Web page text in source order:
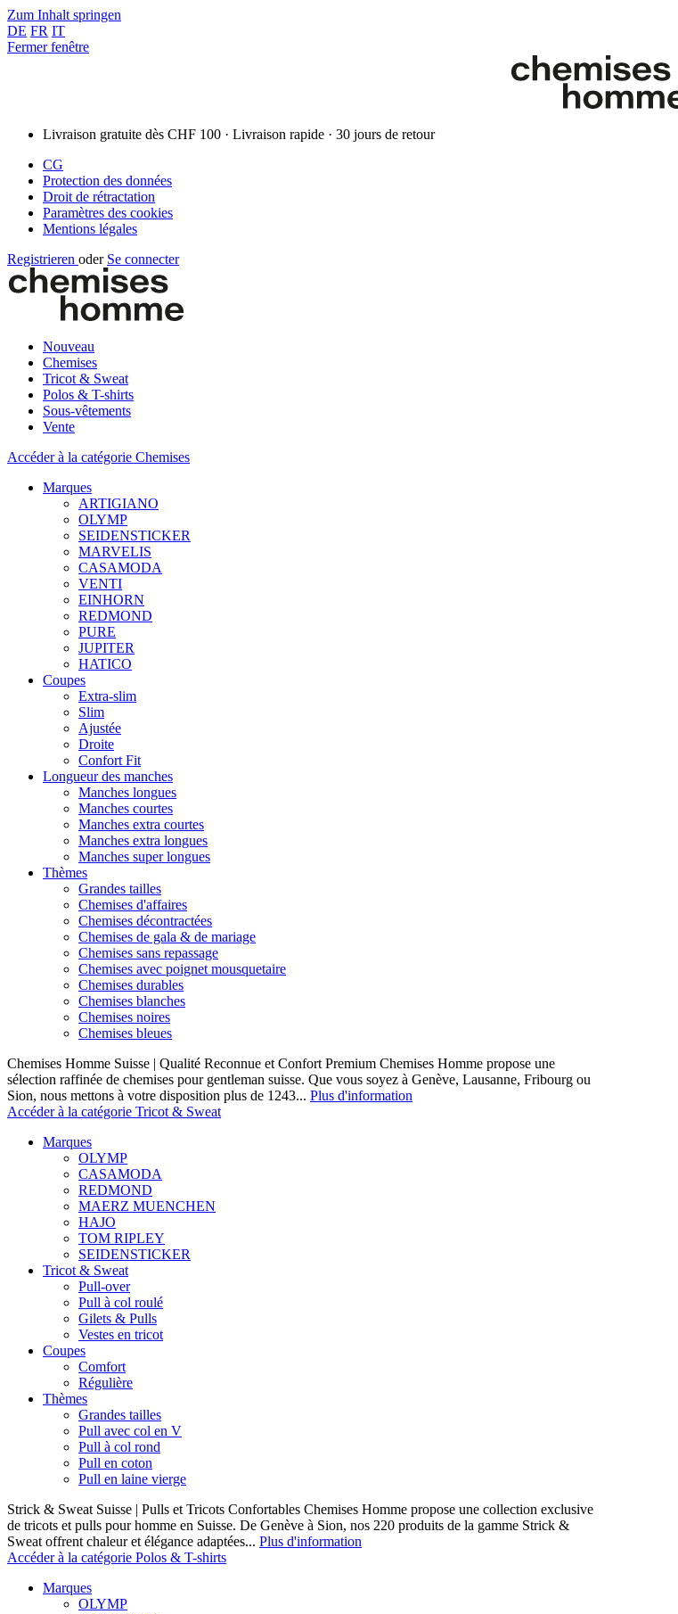
Zum Inhalt springen
DE FR IT
Fermer fenêtre
Livraison gratuite dès CHF 100 · Livraison rapide · 30 jours de retour
CG
Protection des données
Droit de rétractation
Paramètres des cookies
Mentions légales
Registrieren oder Se connecter
Nouveau
Chemises
Tricot & Sweat
Polos & T-shirts
Sous-vêtements
Vente
Accéder à la catégorie Chemises
Marques
ARTIGIANO
OLYMP
SEIDENSTICKER
MARVELIS
CASAMODA
VENTI
EINHORN
REDMOND
PURE
JUPITER
HATICO
Coupes
Extra-slim
Slim
Ajustée
Droite
Confort Fit
Longueur des manches
Manches longues
Manches courtes
Manches extra courtes
Manches extra longues
Manches super longues
Thèmes
Grandes tailles
Chemises d'affaires
Chemises décontractées
Chemises de gala & de mariage
Chemises sans repassage
Chemises avec poignet mousquetaire
Chemises durables
Chemises blanches
Chemises noires
Chemises bleues
Chemises Homme Suisse | Qualité Reconnue et Confort Premium Chemises Homme propose une
sélection raffinée de chemises pour gentleman suisse. Que vous soyez à Genève, Lausanne, Fribourg ou
Sion, nous mettons à votre disposition plus de 1243... Plus d'information
Accéder à la catégorie Tricot & Sweat
Marques
OLYMP
CASAMODA
REDMOND
MAERZ MUENCHEN
HAJO
TOM RIPLEY
SEIDENSTICKER
Tricot & Sweat
Pull-over
Pull à col roulé
Gilets & Pulls
Vestes en tricot
Coupes
Comfort
Régulière
Thèmes
Grandes tailles
Pull avec col en V
Pull à col rond
Pull en coton
Pull en laine vierge
Strick & Sweat Suisse | Pulls et Tricots Confortables Chemises Homme propose une collection exclusive
de tricots et pulls pour homme en Suisse. De Genève à Sion, nos 220 produits de la gamme Strick &
Sweat offrent chaleur et élégance adaptées... Plus d'information
Accéder à la catégorie Polos & T-shirts
Marques
OLYMP